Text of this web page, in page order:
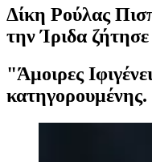
Δίκη Ρούλας
την Ίριδα ζήτησε
"Άμοιρες
κατηγορουμένης.